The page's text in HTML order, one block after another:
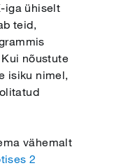
iga ühiselt
teid,
nõustute
isiku nimel,
vähemalt
2